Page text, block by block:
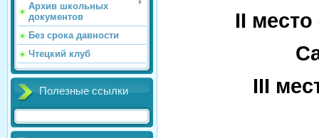
Архив школьных
документов
Без срока давности
Чтецкий клуб
Полезные ссылки
II место
III